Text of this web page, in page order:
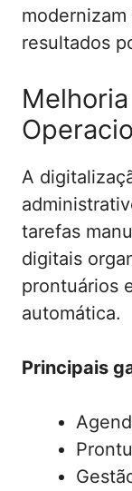
resultados
A
tarefas
digitais
prontuários
automática.
Principais